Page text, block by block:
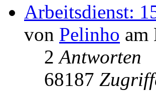
Arbeitsdienst:
von Pelinho am
2Antworten
68187